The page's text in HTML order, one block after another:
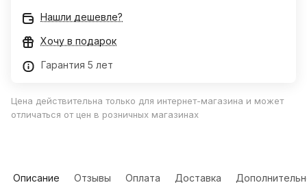
Нашли дешевле?
Хочу в подарок
Гарантия 5 лет
Цена действительна только для интернет-магазина и может
отличаться от цен в розничных магазинах
Описание Отзывы Оплата Доставка